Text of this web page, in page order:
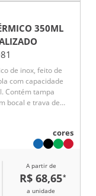
350ML
de inox, feito de
com capacidade
Contém tampa
bocal e trava de
cores
A partir de
R$ 68,65*
a unidade